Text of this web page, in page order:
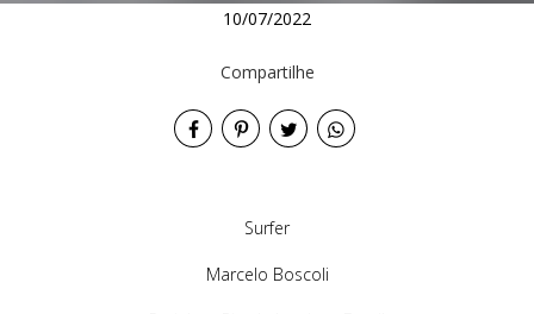
10/07/2022
Compartilhe
Surfer
Marcelo Boscoli